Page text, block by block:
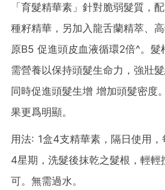
「育髮精華素」針對脆弱髮質，
種籽精華，另加入龍舌蘭精萃、
原B5 促進頭皮血液循環2倍^。髮
需營養以保持頭髮生命力，強壯
同時促進頭髮生增 增加頭髮密度
果更爲明顯。
用法: 1盒4支精華素，隔日使用
4星期，洗髮後抹乾之髮根，輕輕
可。無需過水。